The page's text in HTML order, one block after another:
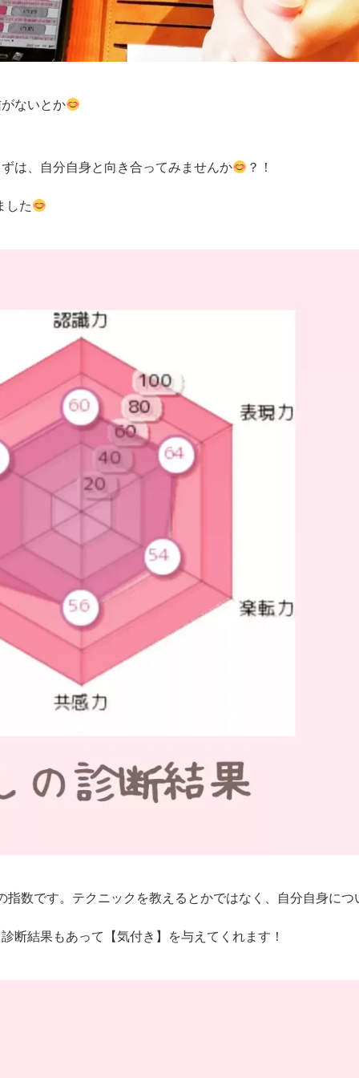
ないとか
は、自分自身と向き合ってみませんか ？！
した
指数です。テクニックを教えるとかではなく、自分自身につ
断結果もあって【気付き】を与えてくれます！